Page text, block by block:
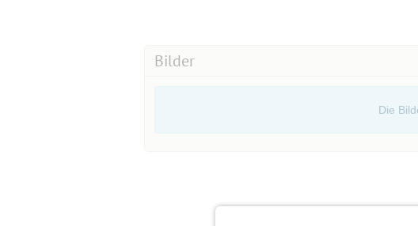
Bilder
Die